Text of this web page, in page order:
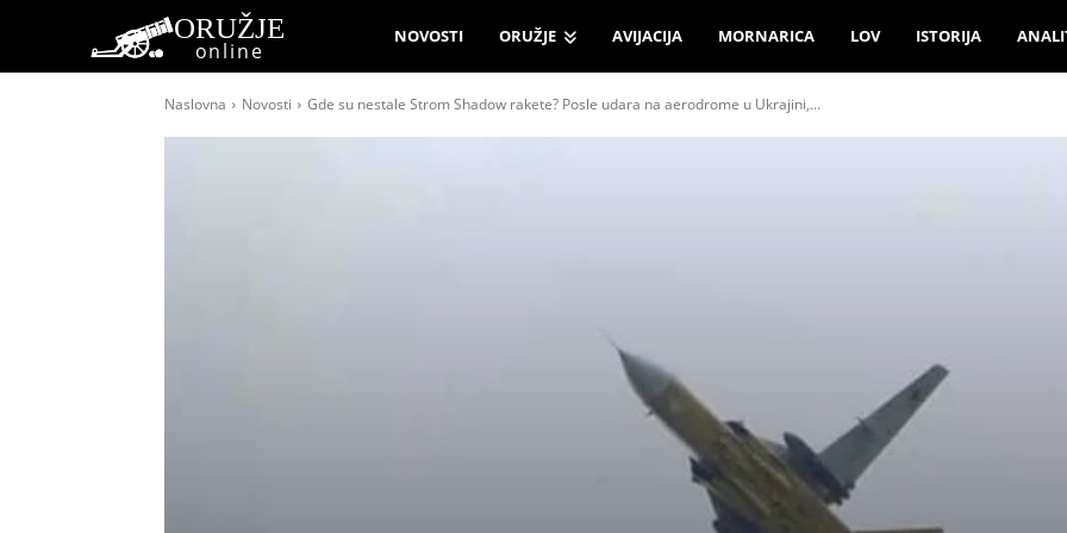
ORUŽJE
online
NOVOSTI ORUŽJE AVIJACIJA MORNARICA LOV ISTORIJA
Naslovna Novosti Gde su nestale Strom Shadow rakete? Posle udara na aerodrome u Ukrajini,...